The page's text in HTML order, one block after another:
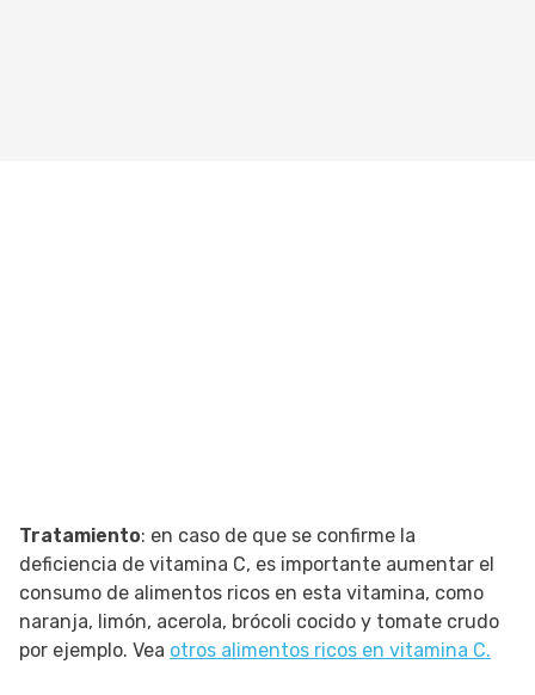
Tratamiento: en caso de que se confirme la
deficiencia de vitamina C, es importante aumentar el
consumo de alimentos ricos en esta vitamina, como
naranja, limón, acerola, brócoli cocido y tomate crudo
por ejemplo. Vea otros alimentos ricos en vitamina C.